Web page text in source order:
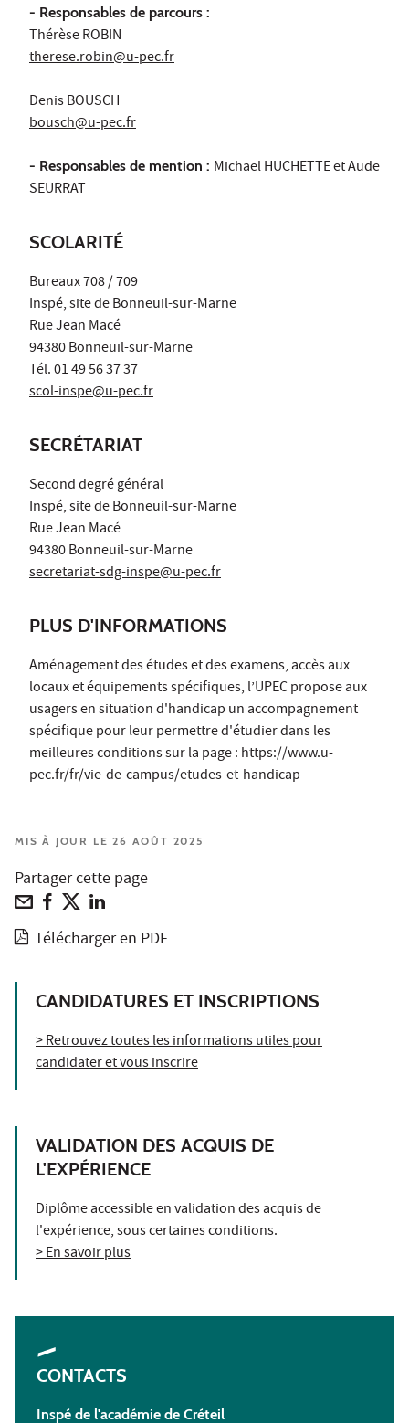
- Responsables de parcours :
Thérèse ROBIN
therese.robin@u-pec.fr
Denis BOUSCH
bousch@u-pec.fr
- Responsables de mention : Michael HUCHETTE et Aude
SEURRAT
SCOLARITÉ
Bureaux 708 / 709
Inspé, site de Bonneuil-sur-Marne
Rue Jean Macé
94380 Bonneuil-sur-Marne
Tél. 01 49 56 37 37
scol-inspe@u-pec.fr
SECRÉTARIAT
Second degré général
Inspé, site de Bonneuil-sur-Marne
Rue Jean Macé
94380 Bonneuil-sur-Marne
secretariat-sdg-inspe@u-pec.fr
PLUS D'INFORMATIONS
Aménagement des études et des examens, accès aux
locaux et équipements spécifiques, l’UPEC propose aux
usagers en situation d'handicap un accompagnement
spécifique pour leur permettre d'étudier dans les
meilleures conditions sur la page : https://www.u-
pec.fr/fr/vie-de-campus/etudes-et-handicap
MIS À JOUR LE 26 AOÛT 2025
Partager cette page
Télécharger en PDF
CANDIDATURES ET INSCRIPTIONS
> Retrouvez toutes les informations utiles pour
candidater et vous inscrire
VALIDATION DES ACQUIS DE
L'EXPÉRIENCE
Diplôme accessible en validation des acquis de
l'expérience, sous certaines conditions.
> En savoir plus
CONTACTS
Inspé de l'académie de Créteil